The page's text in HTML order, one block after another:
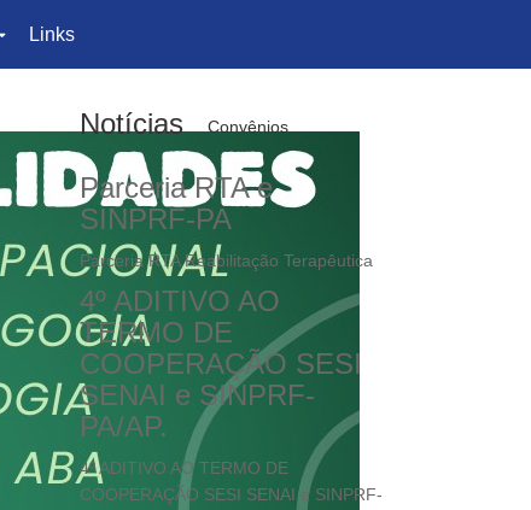
Links
Notícias Convênios
Parceria RTA e
SINPRF-PA
Parceria RTA Reabilitação Terapêutica
4º ADITIVO AO
TERMO DE
COOPERAÇÃO SESI
SENAI e SINPRF-
PA/AP.
4º ADITIVO AO TERMO DE
COOPERAÇÃO SESI SENAI e SINPRF-